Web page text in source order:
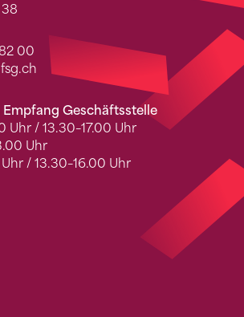
00
Geschäftsstelle
Uhr / 13.30–17.00 Uhr
Uhr
/ 13.30–16.00 Uhr